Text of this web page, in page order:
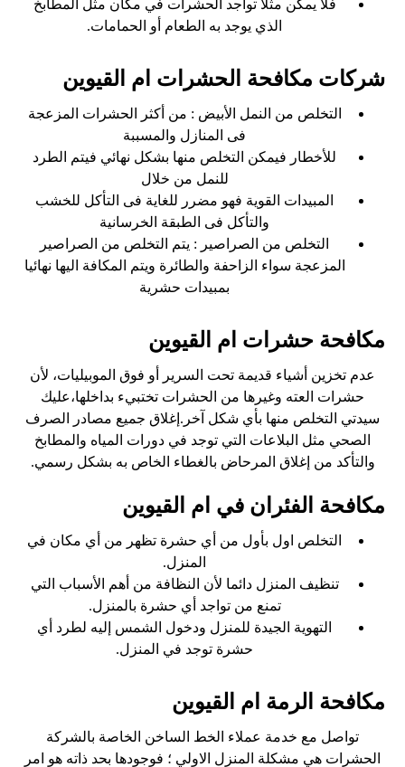
فلا يمكن مثلا تواجد الحشرات في مكان مثل المطابخ
الذي يوجد به الطعام أو الحمامات.
شركات مكافحة الحشرات ام القيوين
التخلص من النمل الأبيض : من أكثر الحشرات المزعجة
فى المنازل والمسببة
للأخطار فيمكن التخلص منها بشكل نهائي فيتم الطرد
للنمل من خلال
المبيدات القوية فهو مضرر للغاية فى التأكل للخشب
والتأكل فى الطبقة الخرسانية
التخلص من الصراصير : يتم التخلص من الصراصير
المزعجة سواء الزاحفة والطائرة ويتم المكافة اليها نهائيا
بمبيدات حشرية
مكافحة حشرات ام القيوين
عدم تخزين أشياء قديمة تحت السرير أو فوق الموبيليات، لأن
حشرات العته وغيرها من الحشرات تختبيء بداخلها،عليك
سيدتي التخلص منها بأي شكل آخر.إغلاق جميع مصادر الصرف
الصحي مثل البلاعات التي توجد في دورات المياه والمطابخ
والتأكد من إغلاق المرحاض بالغطاء الخاص به بشكل رسمي.
مكافحة الفئران في ام القيوين
التخلص اول بأول من أي حشرة تظهر من أي مكان في
المنزل.
تنظيف المنزل دائما لأن النظافة من أهم الأسباب التي
تمنع من تواجد أي حشرة بالمنزل.
التهوية الجيدة للمنزل ودخول الشمس إليه لطرد أي
حشرة توجد في المنزل.
مكافحة الرمة ام القيوين
تواصل مع خدمة عملاء الخط الساخن الخاصة بالشركة
الحشرات هي مشكلة المنزل الاولي ؛ فوجودها بحد ذاته هو امر